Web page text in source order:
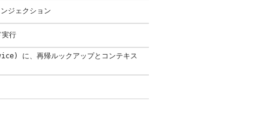
ジェクション
行
、再帰ルックアップとコンテキス